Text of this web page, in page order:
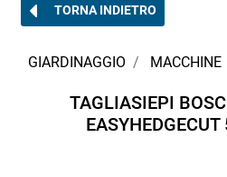
TORNA INDIETRO
GIARDINAGGIO MACCHINE
TAGLIASIEPI